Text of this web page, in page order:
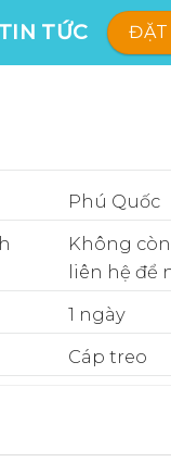
TIN TỨC ĐẶT
Phú Quốc
Không
liên hệ để
1 ngày
Cáp treo